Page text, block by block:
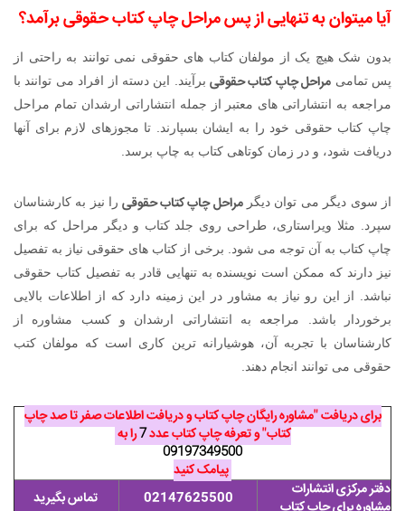
آیا میتوان به تنهایی از پسمراحل چاپ کتاب حقوقیبرآمد؟
بدون شک هیچ یک از مولفان کتاب های حقوقی نمی توانند به راحتی از
پس تمامی مراحل چاپ کتاب حقوقیبرآیند. این دسته از افراد می توانند با
مراجعه به انتشاراتی های معتبر از جمله انتشاراتی ارشدان تمام مراحل
چاپ کتاب حقوقی خود را به ایشان بسپارند. تا مجوزهای لازم برای آنها
دریافت شود، و در زمان کوتاهی کتاب به چاپ برسد.
از سوی دیگر می توان دیگرمراحل چاپ کتاب حقوقی را نیز به کارشناسان
سپرد. مثلا ویراستاری، طراحی روی جلد کتاب و دیگر مراحل که برای
چاپ کتاب به آن توجه می شود. برخی از کتاب های حقوقی نیاز به تفصیل
نیز دارند که ممکن است نویسنده به تنهایی قادر به تفصیل کتاب حقوقی
نباشد. از این رو نیاز به مشاور در این زمینه دارد که از اطلاعات بالایی
برخوردار باشد. مراجعه به انتشاراتی ارشدان و کسب مشاوره از
کارشناسان با تجربه آن، هوشیارانه ترین کاری است که مولفان کتب
حقوقی می توانند انجام دهند.
برای دریافت "مشاوره رایگان چاپ کتاب و دریافت اطلاعات صفر تا صد چاپ
کتاب" و تعرفه چاپ کتاب عدد7را به
09197349500
پیامک کنید
دفتر مرکزی انتشارات
02147625500 تماس بگیرید